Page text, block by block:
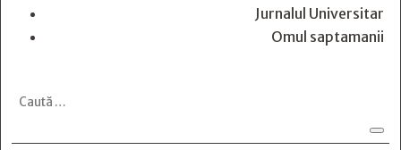
Jurnalul Universitar
Omul saptamanii